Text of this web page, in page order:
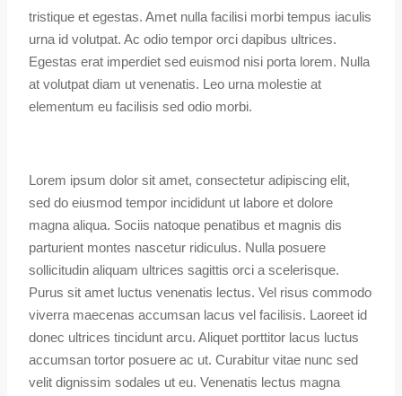
tristique et egestas. Amet nulla facilisi morbi tempus iaculis
urna id volutpat. Ac odio tempor orci dapibus ultrices.
Egestas erat imperdiet sed euismod nisi porta lorem. Nulla
at volutpat diam ut venenatis. Leo urna molestie at
elementum eu facilisis sed odio morbi.
Lorem ipsum dolor sit amet, consectetur adipiscing elit,
sed do eiusmod tempor incididunt ut labore et dolore
magna aliqua. Sociis natoque penatibus et magnis dis
parturient montes nascetur ridiculus. Nulla posuere
sollicitudin aliquam ultrices sagittis orci a scelerisque.
Purus sit amet luctus venenatis lectus. Vel risus commodo
viverra maecenas accumsan lacus vel facilisis. Laoreet id
donec ultrices tincidunt arcu. Aliquet porttitor lacus luctus
accumsan tortor posuere ac ut. Curabitur vitae nunc sed
velit dignissim sodales ut eu. Venenatis lectus magna